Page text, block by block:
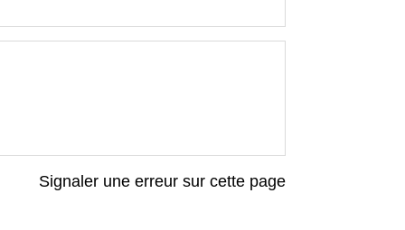
Signaler une erreur sur cette page